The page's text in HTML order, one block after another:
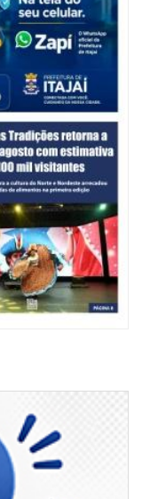
no Sul do Brasil;
impactos no estado